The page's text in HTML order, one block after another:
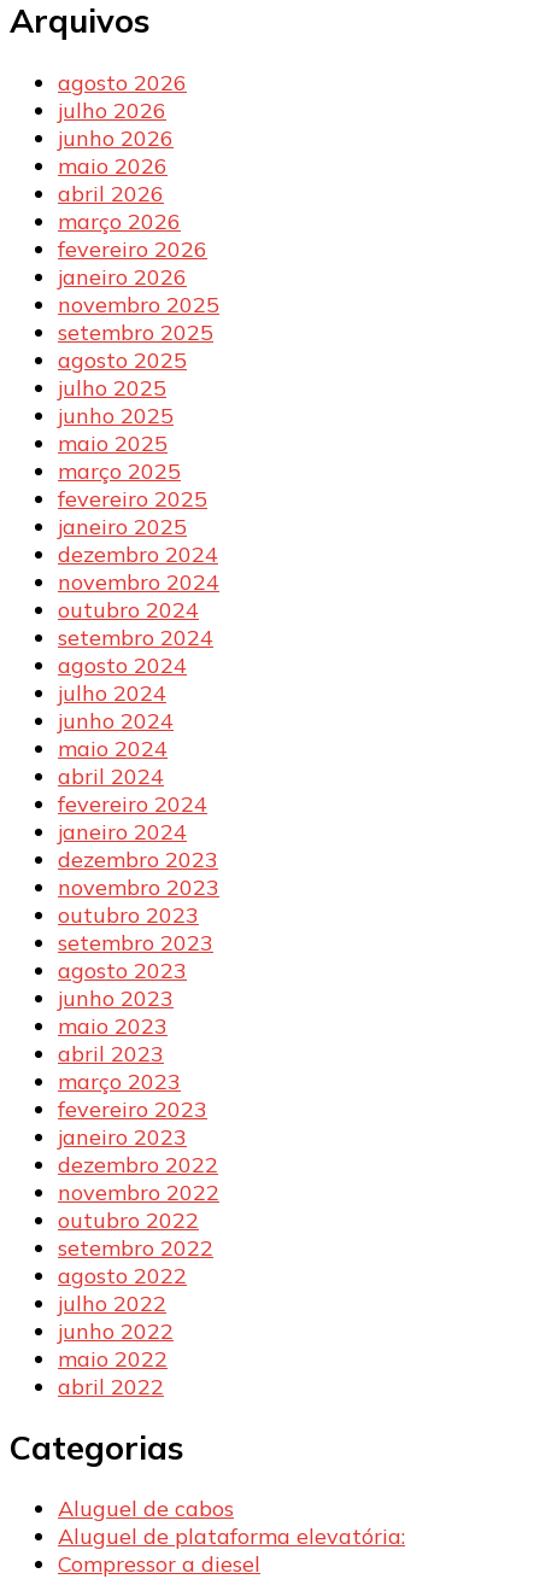
Arquivos
agosto 2026
julho 2026
junho 2026
maio 2026
abril 2026
março 2026
fevereiro 2026
janeiro 2026
novembro 2025
setembro 2025
agosto 2025
julho 2025
junho 2025
maio 2025
março 2025
fevereiro 2025
janeiro 2025
dezembro 2024
novembro 2024
outubro 2024
setembro 2024
agosto 2024
julho 2024
junho 2024
maio 2024
abril 2024
fevereiro 2024
janeiro 2024
dezembro 2023
novembro 2023
outubro 2023
setembro 2023
agosto 2023
junho 2023
maio 2023
abril 2023
março 2023
fevereiro 2023
janeiro 2023
dezembro 2022
novembro 2022
outubro 2022
setembro 2022
agosto 2022
julho 2022
junho 2022
maio 2022
abril 2022
Categorias
Aluguel de cabos
Aluguel de plataforma elevatória:
Compressor a diesel